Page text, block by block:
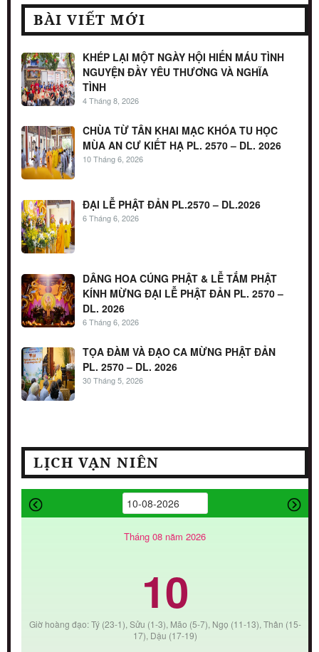
BÀI VIẾT MỚI
KHÉP LẠI MỘT NGÀY HỘI HIẾN MÁU TÌNH
NGUYỆN ĐẦY YÊU THƯƠNG VÀ NGHĨA
TÌNH
4 Tháng 8, 2026
CHÙA TỪ TÂN KHAI MẠC KHÓA TU HỌC
MÙA AN CƯ KIẾT HẠ PL. 2570 – DL. 2026
10 Tháng 6, 2026
ĐẠI LỄ PHẬT ĐẢN PL.2570 – DL.2026
6 Tháng 6, 2026
DÂNG HOA CÚNG PHẬT & LỄ TẮM PHẬT
KÍNH MỪNG ĐẠI LỄ PHẬT ĐẢN PL. 2570 –
DL. 2026
6 Tháng 6, 2026
TỌA ĐÀM VÀ ĐẠO CA MỪNG PHẬT ĐẢN
PL. 2570 – DL. 2026
30 Tháng 5, 2026
LỊCH VẠN NIÊN
Tháng 08 năm 2026
10
Giờ hoàng đạo: Tý (23-1), Sửu (1-3), Mão (5-7), Ngọ (11-13), Thân (15-
17), Dậu (17-19)